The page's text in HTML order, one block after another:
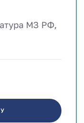
МЗ РФ,